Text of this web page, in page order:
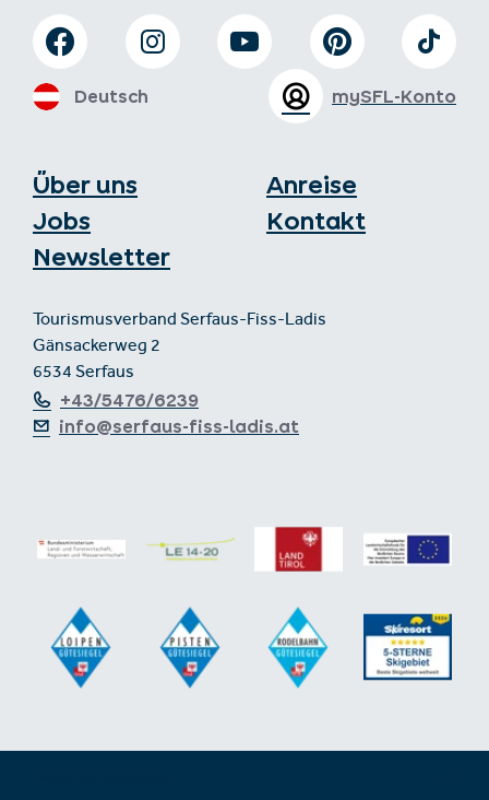
Über uns
Jobs
Newsletter
Anreise
Kontakt
Tourismusverband Serfaus-Fiss-Ladis
Gänsackerweg 2
6534 Serfaus
+43/5476/6239
info@serfaus-fiss-ladis.at
mySFL-Konto
Deutsch